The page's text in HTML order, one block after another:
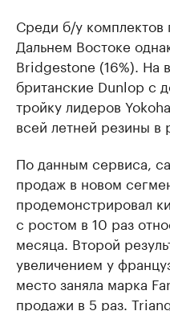
Среди б/у
Дальнем Востоке
Bridgestone (16%). На
британские Dunlop с
тройку лидеров
всей летней резины в
По данным сервиса,
продаж в новом
продемонстрировал
с ростом в 10 раз
месяца. Второй
увеличением у
место заняла марка
продажи в 5 раз.